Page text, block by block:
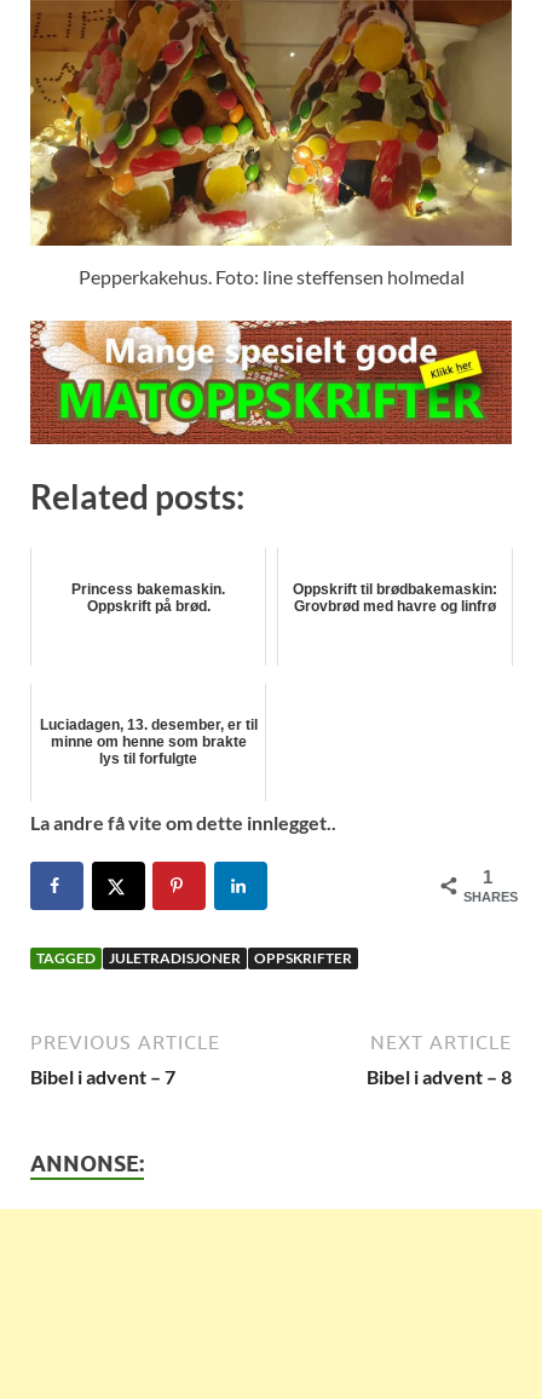
Pepperkakehus. Foto: line steffensen holmedal
Related posts:
Princess bakemaskin.
Oppskrift på brød.
Oppskrift til brødbakemaskin:
Grovbrød med havre og linfrø
Luciadagen, 13. desember, er til
minne om henne som brakte
lys til forfulgte
La andre få vite om dette innlegget..
1
SHARES
TAGGED JULETRADISJONER OPPSKRIFTER
PREVIOUS ARTICLE
Bibel i advent – 7
NEXT ARTICLE
Bibel i advent – 8
ANNONSE: